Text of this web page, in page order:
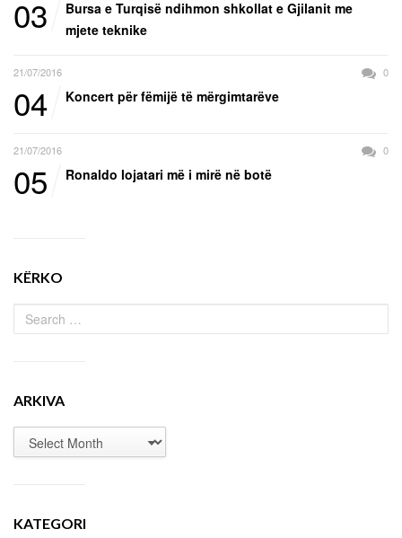
03
Bursa e Turqisë ndihmon shkollat e Gjilanit me
mjete teknike
21/07/2016 0
04 Koncert për fëmijë të mërgimtarëve
21/07/2016 0
05 Ronaldo lojatari më i mirë në botë
KËRKO
ARKIVA
KATEGORI